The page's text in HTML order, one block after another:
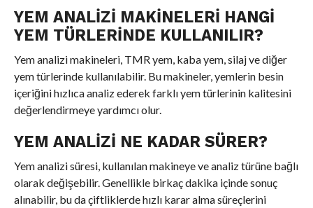
YEM ANALIZI MAKINELERI HANGI
YEM TÜRLERINDE KULLANILIR?
Yem analizi makineleri, TMR yem, kaba yem, silaj ve diğer
yem türlerinde kullanılabilir. Bu makineler, yemlerin besin
içeriğini hızlıca analiz ederek farklı yem türlerinin kalitesini
değerlendirmeye yardımcı olur.
YEM ANALIZI NE KADAR SÜRER?
Yem analizi süresi, kullanılan makineye ve analiz türüne bağlı
olarak değişebilir. Genellikle birkaç dakika içinde sonuç
alınabilir, bu da çiftliklerde hızlı karar alma süreçlerini